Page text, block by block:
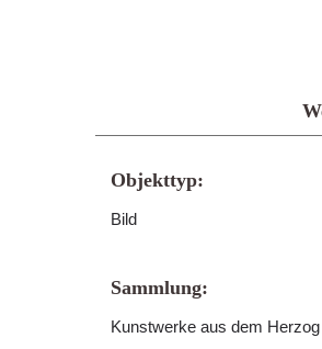
Objekttyp:
Bild
Sammlung:
Kunstwerke aus dem